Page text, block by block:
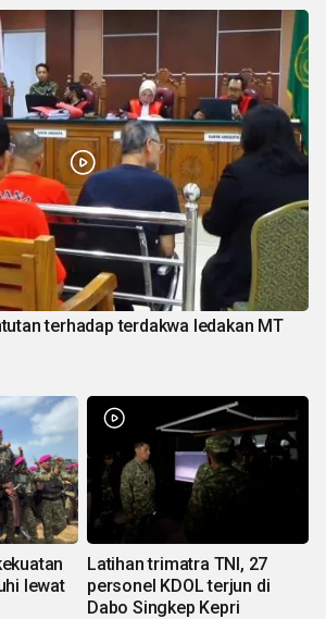
terhadap terdakwa ledakan MT
lewat
Latihan trimatra TNI, 27
personel KDOL terjun di
Dabo Singkep Kepri